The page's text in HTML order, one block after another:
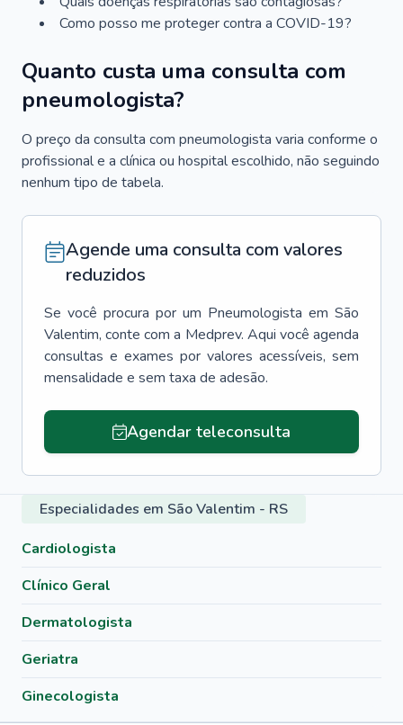
Como posso me proteger contra a COVID-19?
Quanto custa uma consulta com
pneumologista?
O preço da consulta com pneumologista varia conforme o
profissional e a clínica ou hospital escolhido, não seguindo
nenhum tipo de tabela.
Agende uma consulta com valores
reduzidos
Se você procura por um Pneumologista em São
Valentim, conte com a Medprev. Aqui você agenda
consultas e exames por valores acessíveis, sem
mensalidade e sem taxa de adesão.
Agendar teleconsulta
Especialidades em São Valentim - RS
Cardiologista
Clínico Geral
Dermatologista
Geriatra
Ginecologista